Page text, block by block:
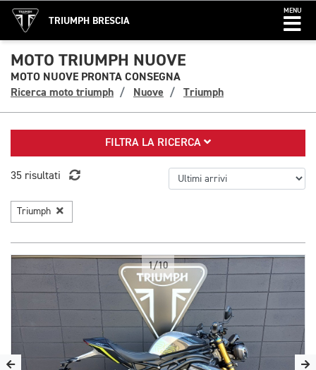
TRIUMPH BRESCIA
MENU
MOTO TRIUMPH NUOVE
MOTO NUOVE PRONTA CONSEGNA
Ricerca moto triumph
Nuove Triumph
FILTRA LA RICERCA
35 risultati
Triumph
1/10